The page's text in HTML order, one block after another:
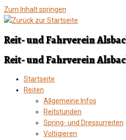
Zum Inhalt springen
Reit- und Fahrverein
Reit- und Fahrverein
Startseite
Reiten
Allgemeine Infos
Reitstunden
Spring- und Dressurreiten
Voltigieren